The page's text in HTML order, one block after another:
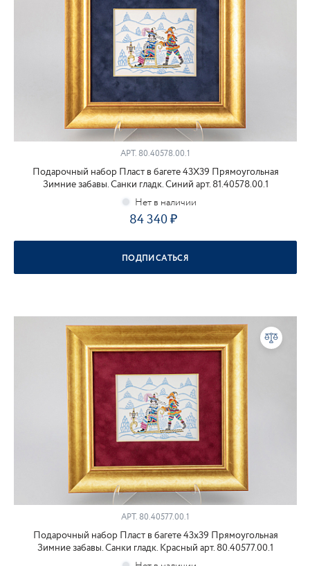
АРТ. 80.40578.00.1
Подарочный набор Пласт в багете 43Х39 Прямоугольная
Зимние забавы. Санки гладк. Синий арт. 81.40578.00.1
84 340
ПОДПИСАТЬСЯ
АРТ. 80.40577.00.1
Подарочный набор Пласт в багете 43х39 Прямоугольная
Зимние забавы. Санки гладк. Красный арт. 80.40577.00.1